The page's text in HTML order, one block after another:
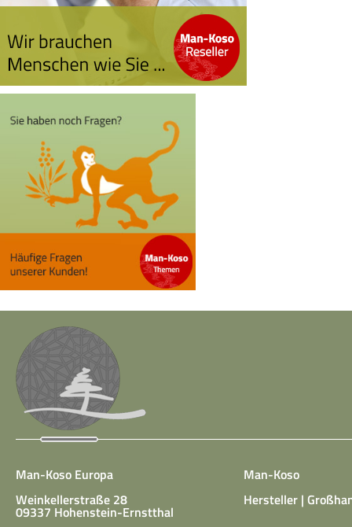
Man-Koso Europa
Weinkellerstraße 28
09337 Hohenstein-Ernstthal
Man-Koso
Hersteller |